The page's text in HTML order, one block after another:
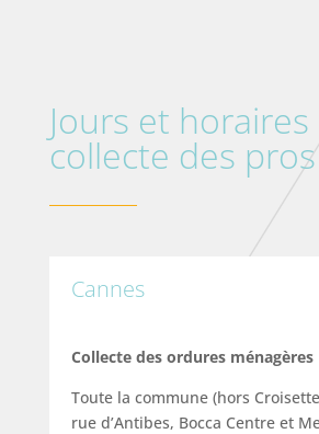
Jours et horaires
collecte des pros
Cannes
Collecte des ordures ménagères
Toute la commune (hors
rue d’Antibes, Bocca Centre et